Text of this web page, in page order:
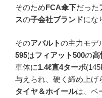
そのためFCA傘下だった
スの子会社ブランドにな
そのアバルトの主力モデ
595はフィアット500の高
車体に1.4ℓ直4ターボ
与えられ、硬く締め上げ
タイヤ＆ホイールは、ベ